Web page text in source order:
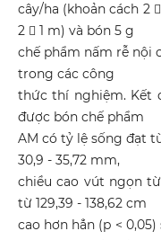
cây/ha (khoản cách 2
2  1 m) và bón 5 g
chế phẩm nấm rễ nội
trong các công
thức thí nghiệm. Kết
được bón chế phẩm
AM có tỷ lệ sống đạt
30,9 - 35,72 mm,
chiều cao vút ngọn từ
từ 129,39 - 138,62 cm
cao hơn hẳn (p <